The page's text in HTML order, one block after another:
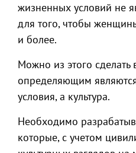
жизненных условий не
для того, чтобы
и более.
Можно из этого сделать
определяющим
условия, а культура.
Необходимо
которые, с учетом